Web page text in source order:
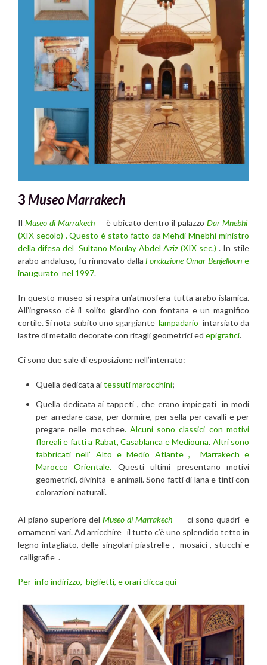
3 Museo Marrakech
Il Museo di Marrakech è ubicato dentro il palazzoDar Mnebhi
(XIX secolo) . Questo è stato fatto da Mehdi Mnebhi ministro
della difesa del Sultano Moulay Abdel Aziz (XIX sec.) . In stile
arabo andaluso, fu rinnovato dallaFondazione Omar Benjelloun e
inaugurato nel 1997.
In questo museo si respira un’atmosfera tutta arabo islamica.
All’ingresso c’è il solito giardino con fontana e un magnifico
cortile. Si nota subito uno sgargiantelampadario intarsiato da
lastre di metallo decorate con ritagli geometrici ed epigrafici.
Ci sono due sale di esposizione nell’interrato:
Quella dedicata aitessuti marocchini;
Quella dedicata ai tappeti , che erano impiegati in modi
per arredare casa, per dormire, per sella per cavalli e per
pregare nelle moschee. Alcuni sono classici con motivi
floreali e fatti a Rabat, Casablanca e Mediouna. Altri sono
fabbricati nell’ Alto e Medio Atlante , Marrakech e
Marocco Orientale. Questi ultimi presentano motivi
geometrici, divinità e animali. Sono fatti di lana e tinti con
colorazioni naturali.
Al piano superiore delMuseo di Marrakech ci sono quadri e
ornamenti vari. Ad arricchire il tutto c’è uno splendido tetto in
legno intagliato, delle singolari piastrelle , mosaici , stucchi e
calligrafie .
Per info indirizzo, biglietti, e orari clicca qui